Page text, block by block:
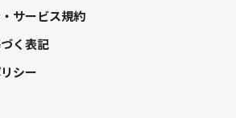
サービス規約
く表記
シー